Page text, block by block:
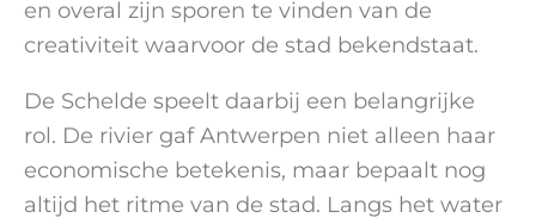
en overal zijn sporen te vinden van de
creativiteit waarvoor de stad bekendstaat.
De Schelde speelt daarbij een belangrijke
rol. De rivier gaf Antwerpen niet alleen haar
economische betekenis, maar bepaalt nog
altijd het ritme van de stad. Langs het water